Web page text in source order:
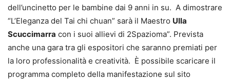
dell’uncinetto per le bambine dai 9 anni in su. A dimostrare
“L’Eleganza del Tai chi chuan” sarà il Maestro Ulla
Scuccimarra con i suoi allievi di 2Spazioma”. Prevista
anche una gara tra gli espositori che saranno premiati per
la loro professionalità e creatività. È possibile scaricare il
programma completo della manifestazione sul sito